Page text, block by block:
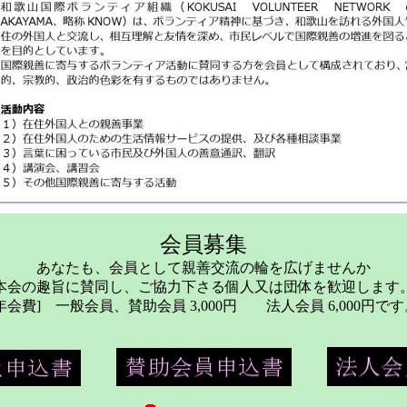
会員募集
あなたも、会員として親善交流の輪を広げませんか
会の趣旨に賛同し、ご協力下さる個人又は団体を歓迎します
会費] 一般会員、賛助会員 3,000円 法人会員 6,000円です